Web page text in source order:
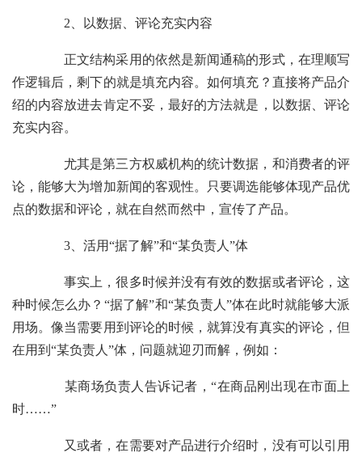
2、以数据、评论充实内容
正文结构采用的依然是新闻通稿的形式，在理顺写
作逻辑后，剩下的就是填充内容。如何填充？直接将产品介
绍的内容放进去肯定不妥，最好的方法就是，以数据、评论
充实内容。
尤其是第三方权威机构的统计数据，和消费者的评
论，能够大为增加新闻的客观性。只要调选能够体现产品优
点的数据和评论，就在自然而然中，宣传了产品。
3、活用“据了解”和“某负责人”体
事实上，很多时候并没有有效的数据或者评论，这
种时候怎么办？“据了解”和“某负责人”体在此时就能够大派
用场。像当需要用到评论的时候，就算没有真实的评论，但
在用到“某负责人”体，问题就迎刃而解，例如：
某商场负责人告诉记者，“在商品刚出现在市面上
时……”
又或者，在需要对产品进行介绍时，没有可以引用